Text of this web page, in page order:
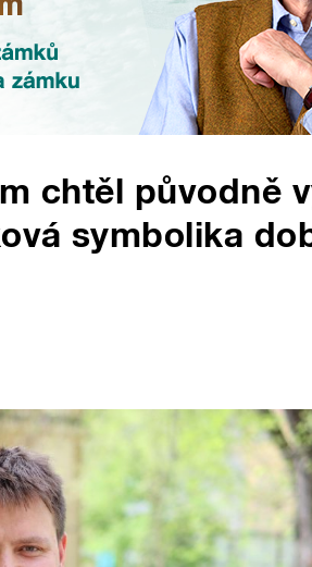
chtěl původně
symbolika